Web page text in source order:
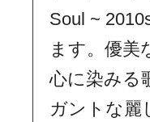
Soul ~
ます。優美
心に染みる
ガントな麗